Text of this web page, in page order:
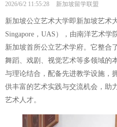
2026/6/2 11:55:28 新加坡留学联盟
新加坡公立艺术大学即新加坡艺术
Singapore，UAS），由南洋艺术
新加坡首所公立艺术学府。它整合
舞蹈、戏剧、视觉艺术等多领域的
与理论结合，配备先进教学设施，
供丰富的艺术实践与交流机会，助
艺术人才。